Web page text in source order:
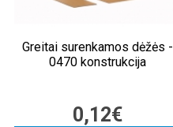
Greitai surenkamos dėžės -
0470 konstrukcija
0,12€